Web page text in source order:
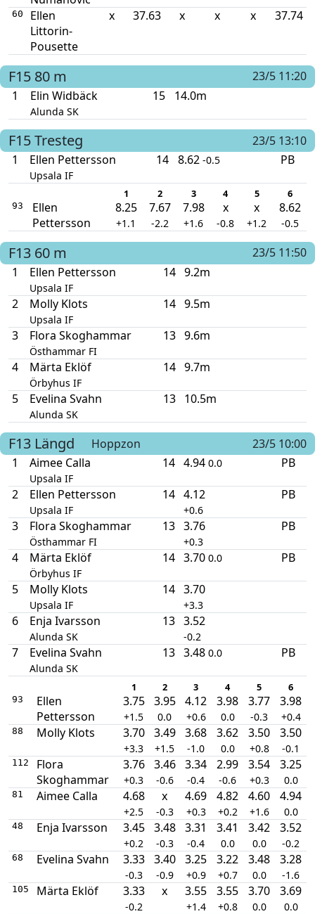
60
Ellen
Littorin-
Pousette
x 37.63 x x x 37.74
F15 80 m
23/5 11:20
1
Elin Widbäck
Alunda SK
15 14.0m
F15Tresteg
23/5 13:10
1
Ellen Pettersson
Upsala IF
14 8.62 -0.5 PB
1 2 3 4 5 6
93
Ellen
Pettersson
8.25
+1.1
7.67
-2.2
7.98
+1.6
x
-0.8
x
+1.2
8.62
-0.5
F13 60 m
23/5 11:50
1
Ellen Pettersson
Upsala IF
14 9.2m
2 Molly Klots
Upsala IF
14 9.5m
3 Flora Skoghammar
Östhammar FI
13 9.6m
4 Märta Eklöf
Örbyhus IF
14 9.7m
5 Evelina Svahn
Alunda SK
13 10.5m
F13 Längd Hoppzon
23/5 10:00
1
Aimee Calla
Upsala IF
14 4.94 0.0 PB
2 Ellen Pettersson
Upsala IF
14 4.12
+0.6
PB
3 Flora Skoghammar
Östhammar FI
13 3.76
+0.3
PB
4 Märta Eklöf
Örbyhus IF
14 3.70 0.0 PB
5 Molly Klots
Upsala IF
14 3.70
+3.3
6 Enja Ivarsson
Alunda SK
13 3.52
-0.2
7 Evelina Svahn
Alunda SK
13 3.48 0.0 PB
1 2 3 4 5 6
93
Ellen
Pettersson
3.75
+1.5
3.95
0.0
4.12
+0.6
3.98
0.0
3.77
-0.3
3.98
+0.4
88 Molly Klots 3.70
+3.3
3.49
+1.5
3.68
-1.0
3.62
0.0
3.50
+0.8
3.50
-0.1
112
Flora
Skoghammar
3.76
+0.3
3.46
-0.6
3.34
-0.4
2.99
-0.6
3.54
+0.3
3.25
0.0
81 Aimee Calla 4.68
+2.5
x
-0.3
4.69
+0.3
4.82
+0.2
4.60
+1.6
4.94
0.0
48 Enja Ivarsson 3.45
+0.2
3.48
-0.3
3.31
-0.4
3.41
0.0
3.42
0.0
3.52
-0.2
68 Evelina Svahn 3.33
-0.3
3.40
-0.9
3.25
+0.9
3.22
+0.7
3.48
0.0
3.28
-1.6
105 Märta Eklöf 3.33
-0.2
x 3.55
+1.4
3.55
+0.8
3.70
0.0
3.69
0.0